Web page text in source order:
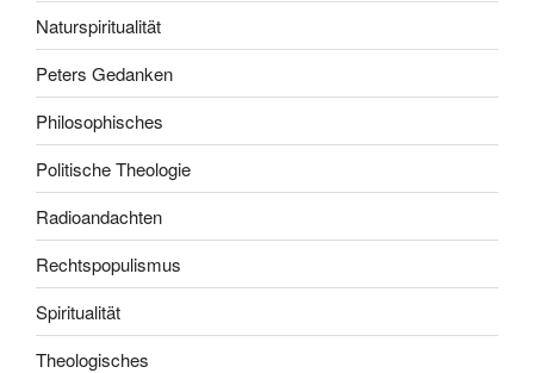
Naturspiritualität
Peters Gedanken
Philosophisches
Politische Theologie
Radioandachten
Rechtspopulismus
Spiritualität
Theologisches